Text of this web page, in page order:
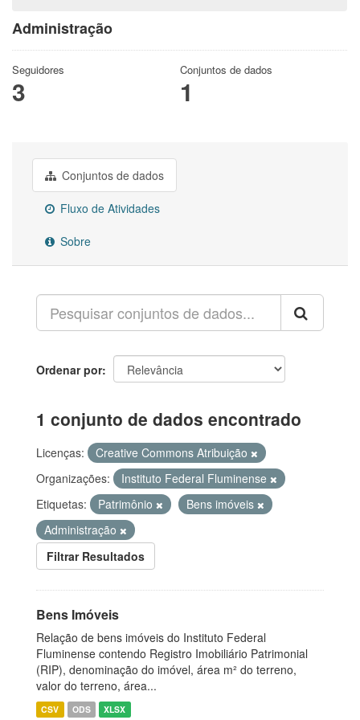
Administração
Seguidores
3
Conjuntos de dados
1
Conjuntos de dados
Fluxo de Atividades
Sobre
Ordenar por
1 conjunto de dados encontrado
Licenças:
Creative Commons Atribuição
Organizações:
Instituto Federal Fluminense
Etiquetas:
Patrimônio
Bens imóveis
Administração
Filtrar Resultados
Bens Imóveis
Relação de bens imóveis do Instituto Federal
Fluminense contendo Registro Imobiliário Patrimonial
(RIP), denominação do imóvel, área m² do terreno,
valor do terreno, área...
CSV ODS XLSX